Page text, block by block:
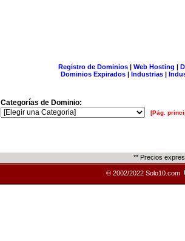
Registro de Dominios| Web Hosting |
Dominios Expirados | Industrias |
Categorías de Dominio:
[Pág.
** Precios
© 2002/2022 Solo10.com